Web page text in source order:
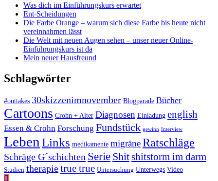
Was dich im Einführungskurs erwartet
Ent-Scheidungen
Die Farbe Orange – warum sich diese Farbe bis heute nicht
vereinnahmen lässt
Die Welt mit neuen Augen sehen – unser neuer Online-
Einführungskurs ist da
Mein neuer Hausfreund
Schlagwörter
#outtakes 30skizzenimnovember Blogparade Bücher
Cartoons Crohn + Alter Diagnosen Einladung english
Essen & Crohn Forschung Fundstück gewinn Interview
Leben Links medikamente migräneRatschläge
Schräge G´schichten Serie Shitshitstorm im darm
Studien therapietrue true Untersuchung Unterwegs Video